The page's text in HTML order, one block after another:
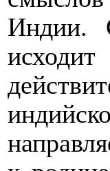
Индии.